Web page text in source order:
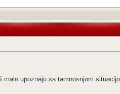
upoznaju sa tamnosnjom